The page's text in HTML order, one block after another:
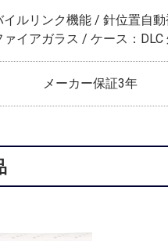
ルリンク機能 / 針位置自
イアガラス / ケース：
メーカー保証3年